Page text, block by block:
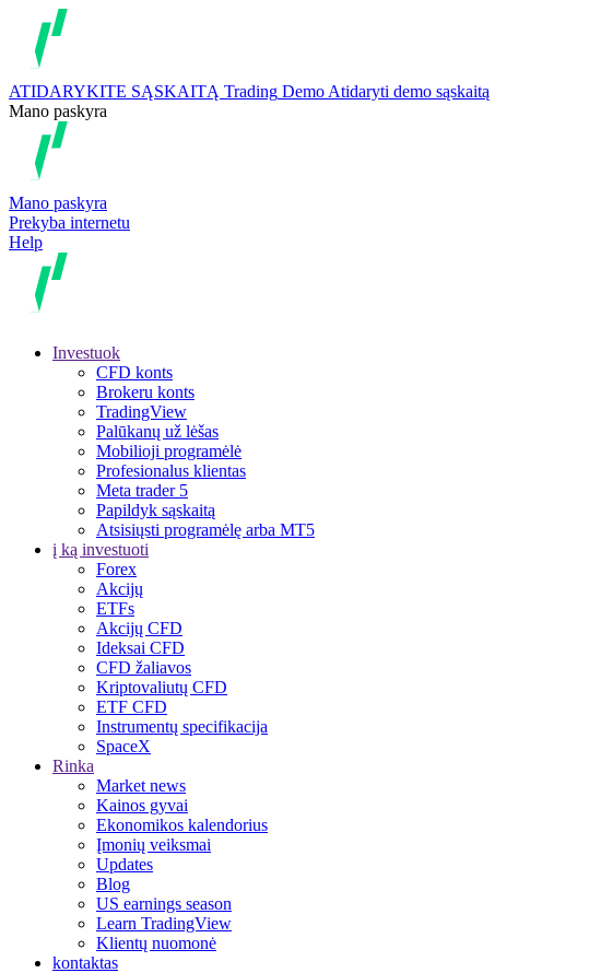
ATIDARYKITE SĄSKAITĄ Trading Demo Atidaryti demo sąskaitą
Mano paskyra
Mano paskyra
Prekyba internetu
Help
Investuok
CFD konts
Brokeru konts
TradingView
Palūkanų už lėšas
Mobilioji programėlė
Profesionalus klientas
Meta trader 5
Papildyk sąskaitą
Atsisiųsti programėlę arba MT5
į ką investuoti
Forex
Akcijų
ETFs
Akcijų CFD
Ideksai CFD
CFD žaliavos
Kriptovaliutų CFD
ETF CFD
Instrumentų specifikacija
SpaceX
Rinka
Market news
Kainos gyvai
Ekonomikos kalendorius
Įmonių veiksmai
Updates
Blog
US earnings season
Learn TradingView
Klientų nuomonė
kontaktas